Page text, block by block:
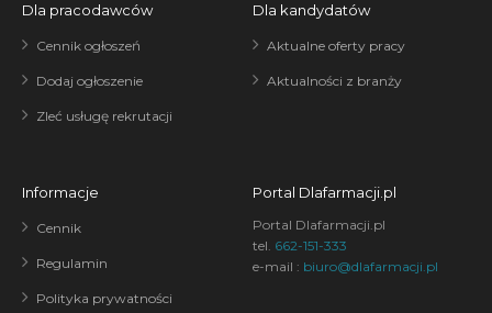
Dla pracodawców
Cennik ogłoszeń
Dodaj ogłoszenie
Zleć usługę rekrutacji
Dla kandydatów
Aktualne oferty pracy
Aktualności z branży
Informacje
Cennik
Regulamin
Polityka prywatności
Portal Dlafarmacji.pl
Portal Dlafarmacji.pl
tel. 662-151-333
e-mail : biuro@dlafarmacji.pl